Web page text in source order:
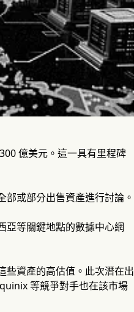
億美元。這一具有里程碑
或部分出售資產進行討論。
亞等關鍵地點的數據中心網
些資產的高估值。此次潛在出
等競爭對手也在該市場